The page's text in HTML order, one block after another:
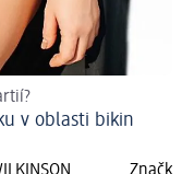
v oblasti bikin